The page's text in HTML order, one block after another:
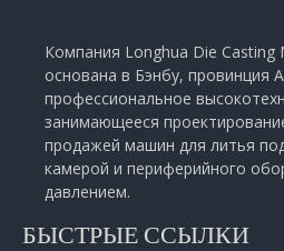
Компания Longhua Die Casting
основана в Бэнбу, провинция
профессиональное
занимающееся
продажей машин для литья
камерой и периферийного
давлением.
БЫСТРЫЕ ССЫЛКИ